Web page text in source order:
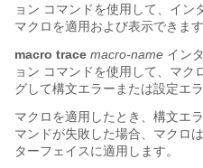
ョン コマンドを使用して、イン
マクロを適用および表示できます
macro trace macro-name イン
ョン コマンドを使用して、マク
グして構文エラーまたは設定エ
マクロを適用したとき、構文エ
マンドが失敗した場合、マクロ
ターフェイスに適用します。